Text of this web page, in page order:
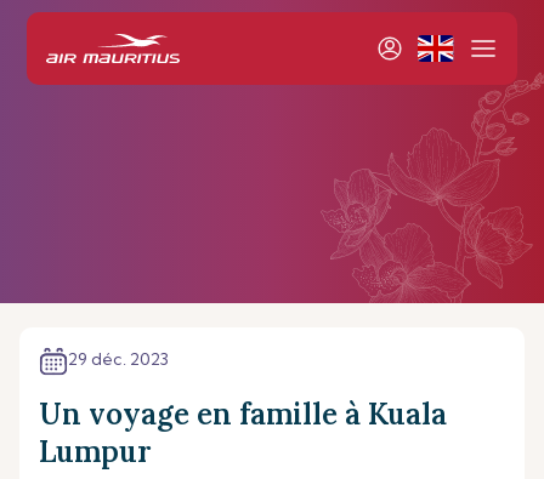
29 déc. 2023
Un voyage en famille à Kuala
Lumpur